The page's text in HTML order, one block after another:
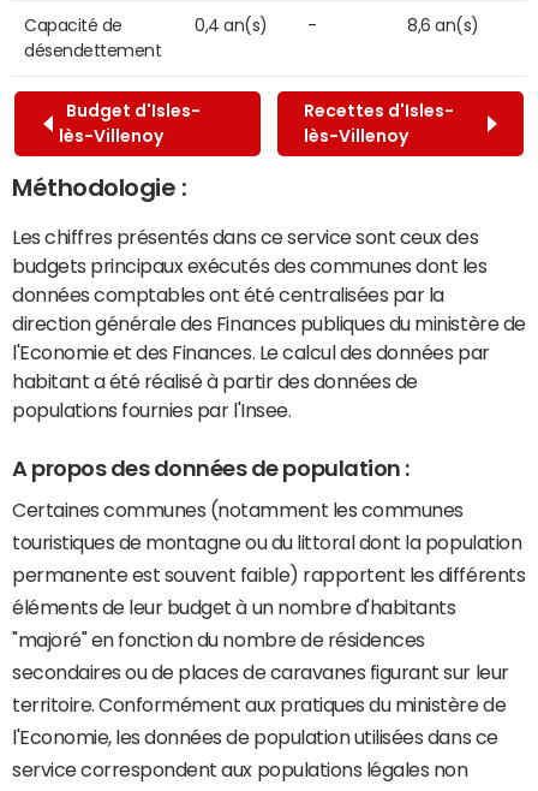
Capacité de
désendettement
0,4 an(s) - 8,6 an(s)
Budget d'Isles-
lès-Villenoy
Recettes d'Isles-
lès-Villenoy
Méthodologie :
Les chiffres présentés dans ce service sont ceux des
budgets principaux exécutés des communes dont les
données comptables ont été centralisées par la
direction générale des Finances publiques du ministère de
l'Economie et des Finances. Le calcul des données par
habitant a été réalisé à partir des données de
populations fournies par l'Insee.
A propos des données de population :
Certaines communes (notamment les communes
touristiques de montagne ou du littoral dont la population
permanente est souvent faible) rapportent les différents
éléments de leur budget à un nombre d'habitants
"majoré" en fonction du nombre de résidences
secondaires ou de places de caravanes figurant sur leur
territoire. Conformément aux pratiques du ministère de
l'Economie, les données de population utilisées dans ce
service correspondent aux populations légales non